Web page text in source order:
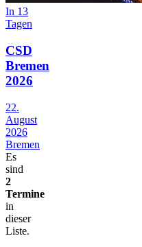
In 13
Tagen
CSD
Bremen
2026
22.
August
2026
Bremen
Es
sind
2
Termine
in
dieser
Liste.